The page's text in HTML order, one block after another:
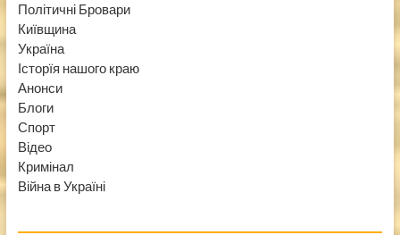
Політичні Бровари
Київщина
Україна
Історїя нашого краю
Анонси
Блоги
Спорт
Відео
Кримінал
Війна в Україні